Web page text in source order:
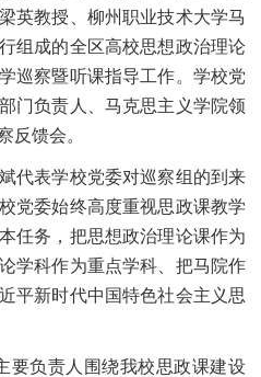
英教授、柳州职业技术大学马
组成的全区高校思想政治理论
巡察暨听课指导工作。学校党
门负责人、马克思主义学院领
反馈会。
代表学校党委对巡察组的到来
党委始终高度重视思政课教学
任务，把思想政治理论课作为
学科作为重点学科、把马院作
平新时代中国特色社会主义思
要负责人围绕我校思政课建设